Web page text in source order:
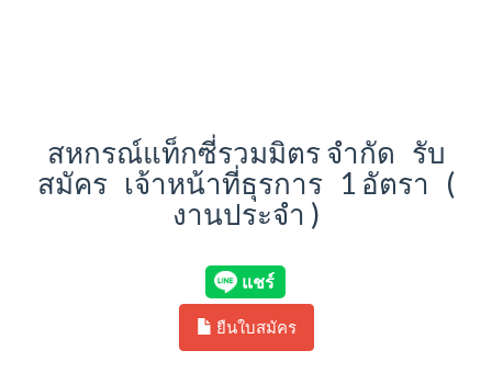
สหกรณ์แท็กซี่รวมมิตร จำกัด รับ
สมัคร เจ้าหน้าที่ธุรการ 1 อัตรา (
งานประจำ )
ยืนใบสมัคร